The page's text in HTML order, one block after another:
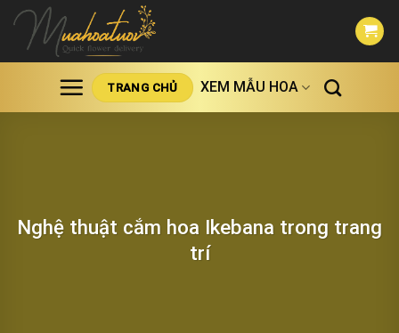
Skip
content
TRANG CHỦ XEM MẪU HOA
Nghệ thuật cắm hoa Ikebana trong trang
trí